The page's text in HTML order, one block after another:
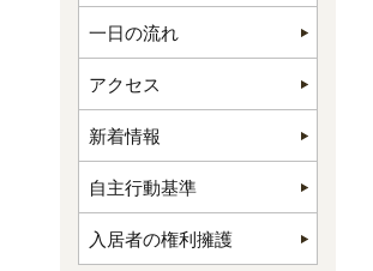
一日の流れ
アクセス
新着情報
自主行動基準
入居者の権利擁護